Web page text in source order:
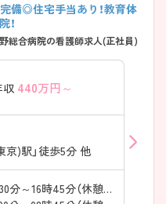
備◎住宅手当あり！教育体
！
総合病院の看護師求人(正社員)
収 440万円～
京)駅」徒歩5分 他
日勤（二交替）:08時30分～16時45分（休憩45分）